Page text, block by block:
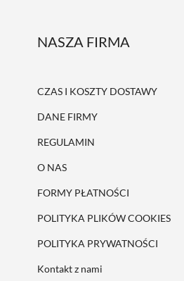
NASZA FIRMA
CZAS I KOSZTY DOSTAWY
DANE FIRMY
REGULAMIN
O NAS
FORMY PŁATNOŚCI
POLITYKA PLIKÓW COOKIES
POLITYKA PRYWATNOŚCI
Kontakt z nami